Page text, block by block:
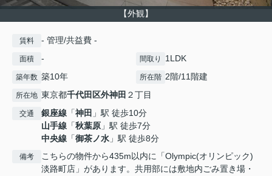
【外観】
賃料 - 管理/共益費 -
面積 - 間取り 1LDK
築年数 築10年 所在階 2階/11階建
所在地 東京都千代田区外神田 ２丁目
交通 銀座線 「神田 」駅 徒歩10分
山手線 「秋葉原 」駅 徒歩7分
中央線 「御茶ノ水 」駅 徒歩8分
備考
こちらの物件から435m以内に「Olympic(オリンピック)
淡路町店」があります。共用部には敷地内ごみ置き場・